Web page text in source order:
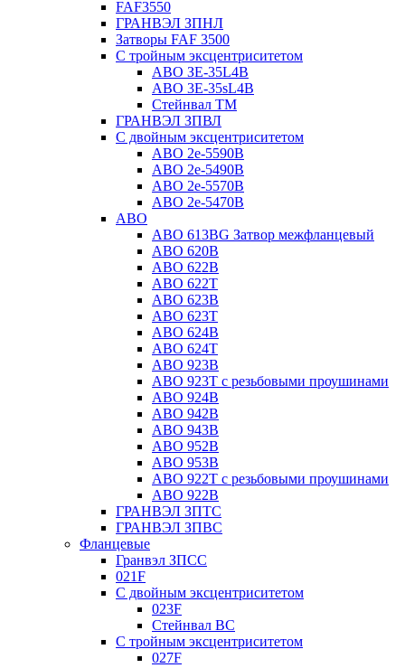
FAF3550
ГРАНВЭЛ ЗПНЛ
Затворы FAF 3500
С тройным эксцентриситетом
ABO ЗE-35L4B
ABO 3E-35sL4B
Стейнвал ТМ
ГРАНВЭЛ ЗПВЛ
С двойным эксцентриситетом
ABO 2e-5590B
ABO 2е-5490B
ABO 2е-5570B
ABO 2е-5470B
ABO
ABO 613BG Затвор межфланцевый
ABO 620B
ABO 622B
ABO 622T
ABO 623B
ABO 623T
ABO 624В
ABO 624Т
ABO 923B
ABO 923Т с резьбовыми проушинами
ABO 924B
ABO 942B
ABO 943B
ABO 952B
ABO 953B
ABO 922T с резьбовыми проушинами
ABO 922B
ГРАНВЭЛ ЗПТС
ГРАНВЭЛ ЗПВС
Фланцевые
Гранвэл ЗПСС
021F
С двойным эксцентриситетом
023F
Стейнвал BC
С тройным эксцентриситетом
027F